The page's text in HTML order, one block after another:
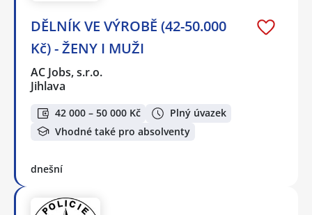
DĚLNÍK VE VÝROBĚ (42-50.000
Kč) - ŽENY I MUŽI
AC Jobs, s.r.o.
Jihlava
42 000 – 50 000 Kč
Plný úvazek
Vhodné také pro absolventy
dnešní